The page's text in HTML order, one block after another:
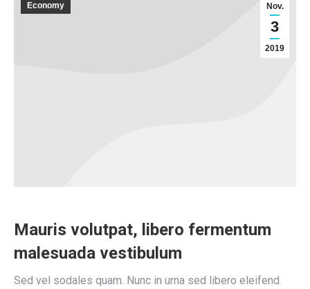
Nov.
3
2019
Economy
Mauris volutpat, libero fermentum
malesuada vestibulum
Sed vel sodales quam. Nunc in urna sed libero eleifend